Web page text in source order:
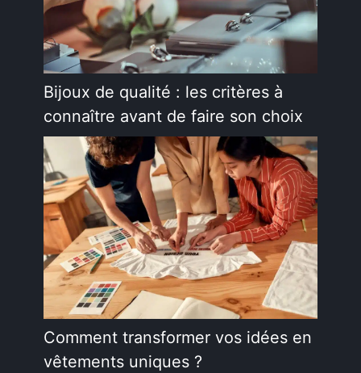
Bijoux de qualité : les critères à
connaître avant de faire son choix
Comment transformer vos idées en
vêtements uniques ?